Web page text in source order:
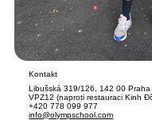
Kontakt
Libušská 319/126, 142 00 Praha
VPZ12 (naproti restauraci Kinh
+420 778 099 977
info@olympschool.com